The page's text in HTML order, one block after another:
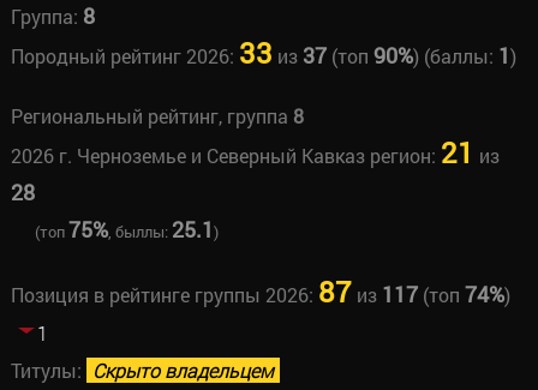
Группа: 8
Породный рейтинг 2026: 33 из 37(топ 90%) (баллы: 1)
Региональный рейтинг, группа 8
2026 г. Черноземье и Северный Кавказ регион: 21 из
28
(топ75%, быллы: 25.1)
Позиция в рейтинге группы 2026: 87 из 117(топ 74%)
1
Титулы: Скрыто владельцем